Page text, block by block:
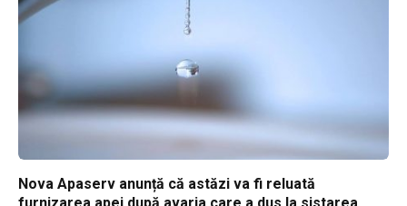
Nova Apaserv anunță că astăzi va fi reluată